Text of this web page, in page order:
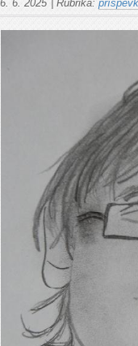
6. 6. 2025 Rubrika: